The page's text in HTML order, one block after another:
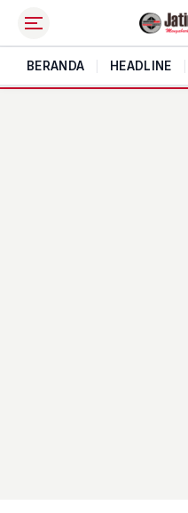
BERANDA HEADLINE